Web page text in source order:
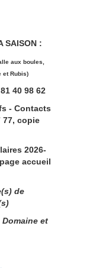
SAISON :
aux boules,
et Rubis)
40 98 62
- Contacts
77, copie
2026-
accueil
de
et